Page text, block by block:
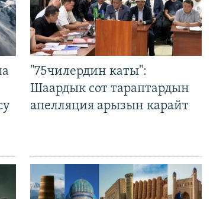
"75чилердин каты":
Шаардык сот тараптардын
апелляция арызын карайт